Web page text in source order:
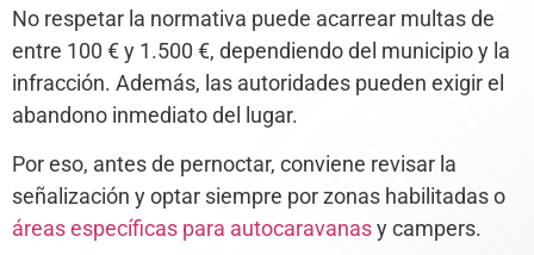
No respetar la normativa puede acarrear multas de
entre 100 € y 1.500 €, dependiendo del municipio y la
infracción. Además, las autoridades pueden exigir el
abandono inmediato del lugar.
Por eso, antes de pernoctar, conviene revisar la
señalización y optar siempre por zonas habilitadas o
áreas específicas para autocaravanasy campers.